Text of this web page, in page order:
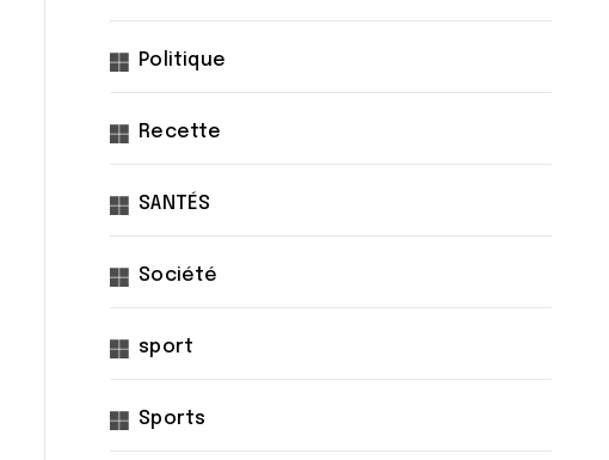
Politique
Recette
SANTÉS
Société
sport
Sports